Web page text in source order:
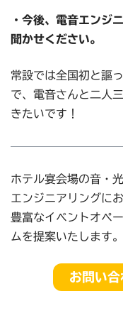
・今後、電音エンジ
聞かせください。
常設では全国初と謳
で、電音さんと二人
きたいです！
ホテル宴会場の音・
エンジニアリングに
豊富なイベントオペ
ムを提案いたします。
お問い